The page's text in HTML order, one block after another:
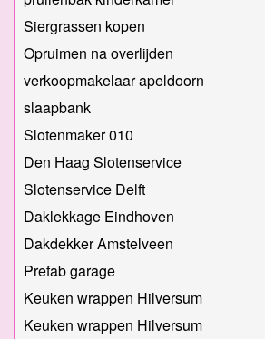
Siergrassen kopen
Opruimen na overlijden
verkoopmakelaar apeldoorn
slaapbank
Slotenmaker 010
Den Haag Slotenservice
Slotenservice Delft
Daklekkage Eindhoven
Dakdekker Amstelveen
Prefab garage
Keuken wrappen Hilversum
Keuken wrappen Hilversum